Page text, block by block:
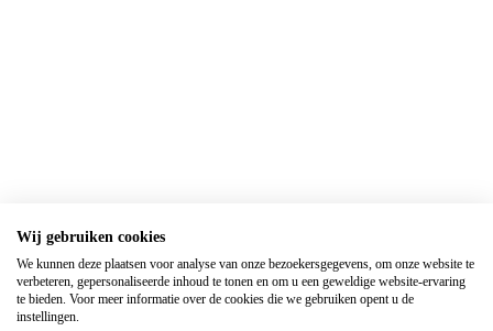
Wij gebruiken cookies
We kunnen deze plaatsen voor analyse van onze bezoekersgegevens, om onze website te
verbeteren, gepersonaliseerde inhoud te tonen en om u een geweldige website-ervaring
te bieden. Voor meer informatie over de cookies die we gebruiken opent u de
instellingen.